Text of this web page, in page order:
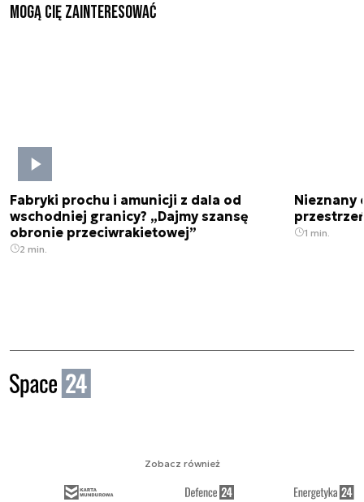
Mogą Cię zainteresować
Fabryki prochu i amunicji z dala od
wschodniej granicy? „Dajmy szansę
obronie przeciwrakietowej”
2 min.
Nieznany
1 min.
Zobacz również